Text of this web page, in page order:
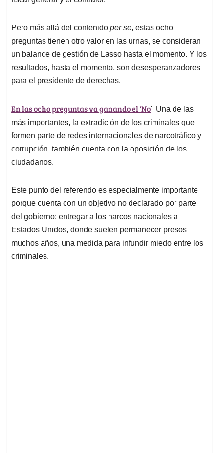
Pero más allá del contenido per se, estas ocho
preguntas tienen otro valor en las urnas, se consideran
un balance de gestión de Lasso hasta el momento. Y los
resultados, hasta el momento, son desesperanzadores
para el presidente de derechas.
En las ocho preguntas va ganando el 'No'. Una de las
más importantes, la extradición de los criminales que
formen parte de redes internacionales de narcotráfico y
corrupción, también cuenta con la oposición de los
ciudadanos.
Este punto del referendo es especialmente importante
porque cuenta con un objetivo no declarado por parte
del gobierno: entregar a los narcos nacionales a
Estados Unidos, donde suelen permanecer presos
muchos años, una medida para infundir miedo entre los
criminales.